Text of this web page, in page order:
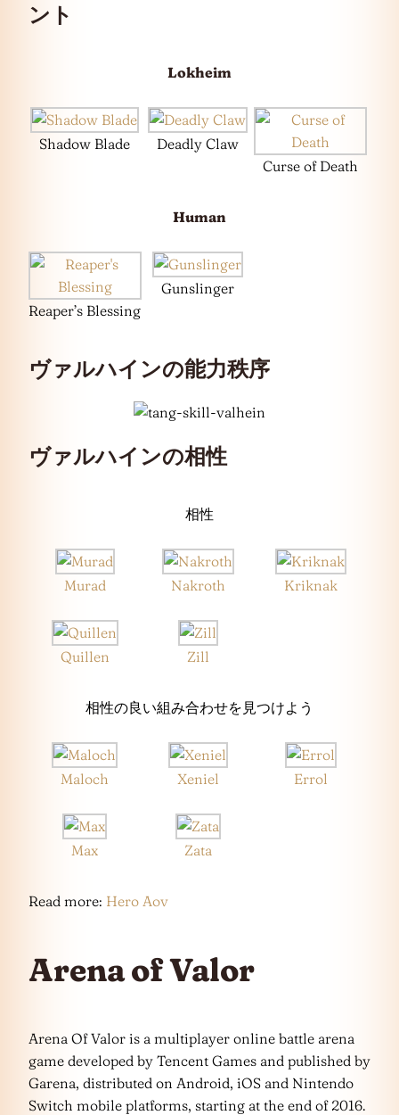
ント
Lokheim
Shadow Blade
Deadly Claw
Curse of Death
Human
Reaper’s Blessing
Gunslinger
ヴァルハインの能力秩序
ヴァルハインの相性
相性
Murad Nakroth Kriknak
Quillen Zill
相性の良い組み合わせを見つけよう
Maloch Xeniel Errol
Max Zata
Read more: Hero Aov
Arena of Valor
Arena Of Valor is a multiplayer online battle arena
game developed by Tencent Games and published by
Garena, distributed on Android, iOS and Nintendo
Switch mobile platforms, starting at the end of 2016.